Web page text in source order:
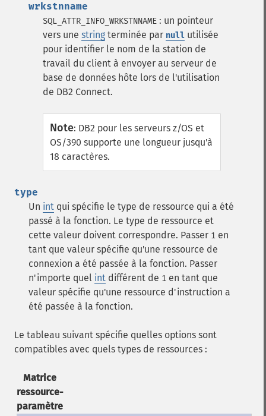
wrkstnname
SQL_ATTR_INFO_WRKSTNNAME : un pointeur
vers une string terminée par null utilisée
pour identifier le nom de la station de
travail du client à envoyer au serveur de
base de données hôte lors de l'utilisation
de DB2 Connect.
Note: DB2 pour les serveurs z/OS et
OS/390 supporte une longueur jusqu'à
18 caractères.
type
Un int qui spécifie le type de ressource qui a été
passé à la fonction. Le type de ressource et
cette valeur doivent correspondre. Passer 1 en
tant que valeur spécifie qu'une ressource de
connexion a été passée à la fonction. Passer
n'importe quel int différent de 1 en tant que
valeur spécifie qu'une ressource d'instruction a
été passée à la fonction.
Le tableau suivant spécifie quelles options sont
compatibles avec quels types de ressources :
Matrice
ressource-
paramètre